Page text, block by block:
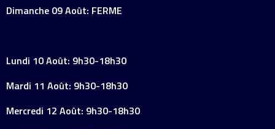
Dimanche 09 Août: FERME
Lundi 10 Août: 9h30-18h30
Mardi 11 Août: 9h30-18h30
Mercredi 12 Août: 9h30-18h30